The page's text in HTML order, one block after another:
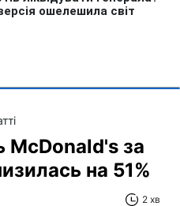
McDonald's за
на 51%
2 хв